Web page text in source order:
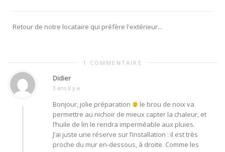
Retour de notre locataire qui préfère l'extérieur...
1 COMMENTAIRE
Didier
3 ans Il y a
Bonjour, jolie préparation
le brou de noix va
permettre au nichoir de mieux capter la chaleur, et
l’huile de lin le rendra imperméable aux pluies.
J’ai juste une réserve sur l’installation : il est très
proche du mur en-dessous, à droite. Comme les